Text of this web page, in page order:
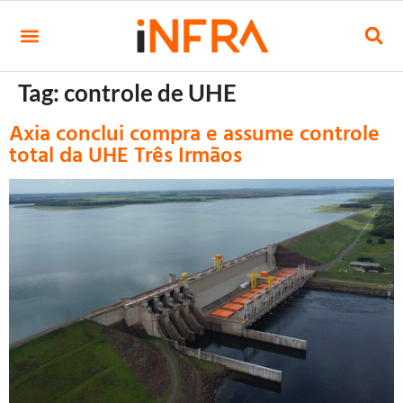
Tag:controle de UHE
Axia conclui compra e assume controle
total da UHE Três Irmãos